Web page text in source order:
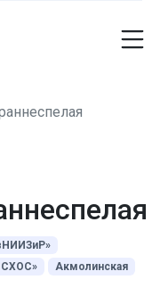
СХОС»
Акмолинская